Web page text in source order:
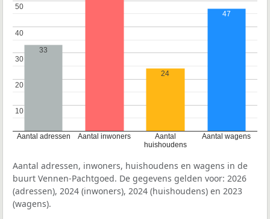
Aantal adressen Aantal inwoners
Aantal
huishoudens
Aantal wagens
10
10
20
20
30
30
40
40
50
50
33
24
47
Aantal adressen, inwoners, huishoudens en wagens in de
buurt Vennen-Pachtgoed. De gegevens gelden voor: 2026
(adressen), 2024 (inwoners), 2024 (huishoudens) en 2023
(wagens).